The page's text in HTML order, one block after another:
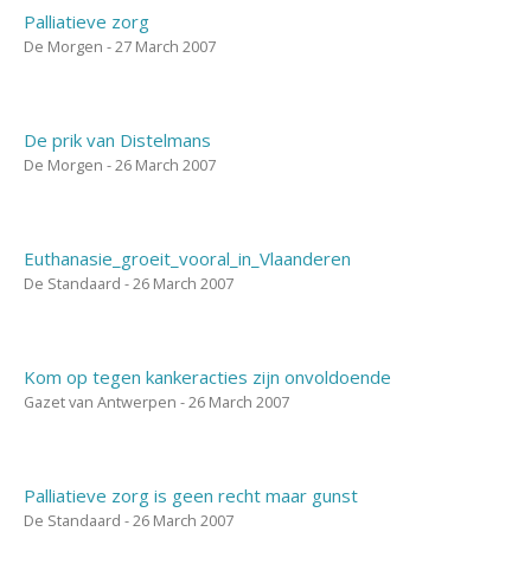
Palliatieve zorg
De Morgen - 27 March 2007
De prik van Distelmans
De Morgen - 26 March 2007
Euthanasie_groeit_vooral_in_Vlaanderen
De Standaard - 26 March 2007
Kom op tegen kankeracties zijn onvoldoende
Gazet van Antwerpen - 26 March 2007
Palliatieve zorg is geen recht maar gunst
De Standaard - 26 March 2007